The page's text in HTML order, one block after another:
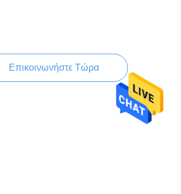
Επικοινωνήστε Τώρα